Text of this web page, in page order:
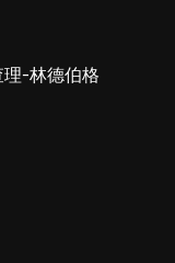
-林德伯格